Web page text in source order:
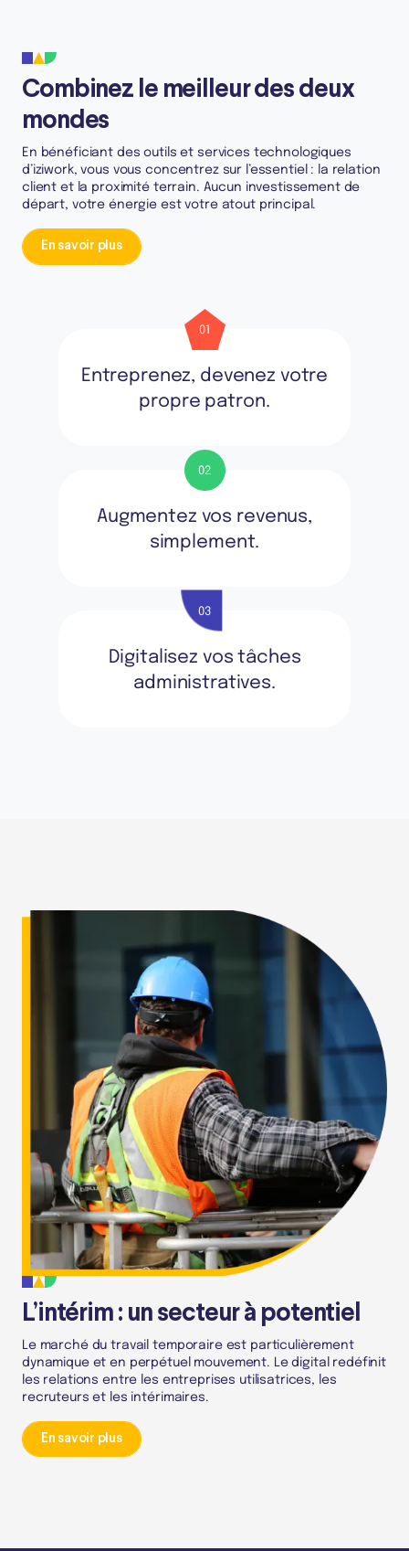
Combinez le meilleur des deux
mondes
En bénéficiant des outils et services technologiques
d’iziwork, vous vous concentrez sur l’essentiel : la relation
client et la proximité terrain. Aucun investissement de
départ, votre énergie est votre atout principal.
En savoir plus
01
Entreprenez, devenez votre
propre patron.
02
Augmentez vos revenus,
simplement.
03
Digitalisez vos tâches
administratives.
L’intérim : un secteur à potentiel
Le marché du travail temporaire est particulièrement
dynamique et en perpétuel mouvement. Le digital redéfinit
les relations entre les entreprises utilisatrices, les
recruteurs et les intérimaires.
En savoir plus